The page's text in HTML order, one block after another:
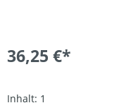
36,25 €*
Inhalt: 1